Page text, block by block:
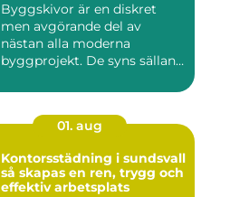
Byggskivor är en diskret
men avgörande del av
nästan alla moderna
byggprojekt. De syns sällan
01. aug
Kontorsstädning i sundsvall
så skapas en ren, trygg och
effektiv arbetsplats